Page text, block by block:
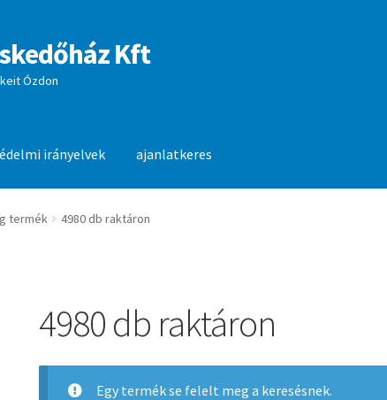
Kft
Ózdon
irányelvek ajanlatkeres
ajanlatkeres
termék 4980 db raktáron
4980 db raktáron
Egy termék se felelt meg a keresésnek.